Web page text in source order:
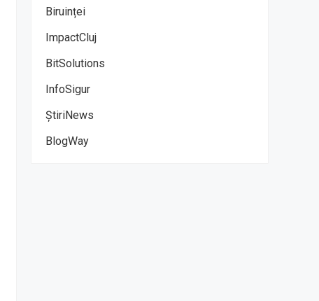
Biruinței
ImpactCluj
BitSolutions
InfoSigur
ȘtiriNews
BlogWay